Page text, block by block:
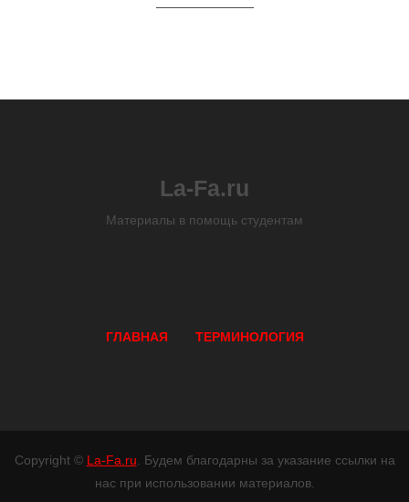
La-Fa.ru
Материалы в помощь студентам
ГЛАВНАЯ ТЕРМИНОЛОГИЯ
Copyright © La-Fa.ru . Будем благодарны за указание ссылки на
нас при использовании материалов.